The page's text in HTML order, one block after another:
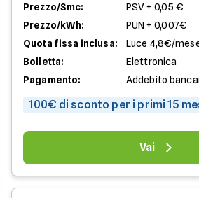
Prezzo/Smc:
PSV + 0,05 €
Prezzo/kWh:
PUN + 0,007€
Quota fissa inclusa:
Luce 4,8€/
Bolletta:
Elettronica
Pagamento:
Addebito
100€ di sconto per i primi 15
Vai